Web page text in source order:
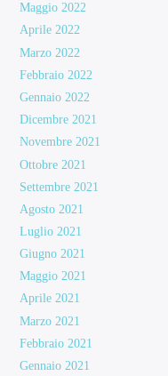
Maggio 2022
Aprile 2022
Marzo 2022
Febbraio 2022
Gennaio 2022
Dicembre 2021
Novembre 2021
Ottobre 2021
Settembre 2021
Agosto 2021
Luglio 2021
Giugno 2021
Maggio 2021
Aprile 2021
Marzo 2021
Febbraio 2021
Gennaio 2021